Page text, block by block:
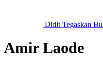
Didit Tegaskan
Amir Laode